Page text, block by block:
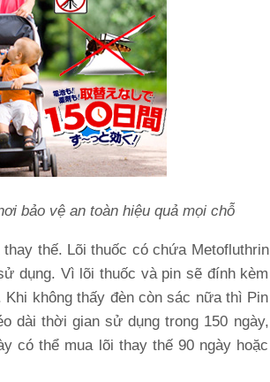
bảo vệ an toàn hiệu quả mọi chỗ
thế. Lõi thuốc có chứa Metofluthrin
dụng. Vì lõi thuốc và pin sẽ đính kèm
không thấy đèn còn sác nữa thì Pin
dài thời gian sử dụng trong 150 ngày,
có thể mua lõi thay thế 90 ngày hoặc